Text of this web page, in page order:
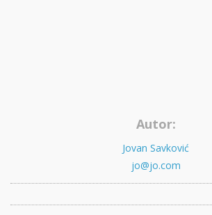
Autor:
Jovan Savković
jo@jo.com